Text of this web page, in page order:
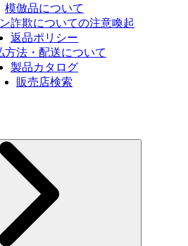
模倣品について
詐欺についての注意喚起
返品ポリシー
方法・配送について
製品カタログ
販売店検索